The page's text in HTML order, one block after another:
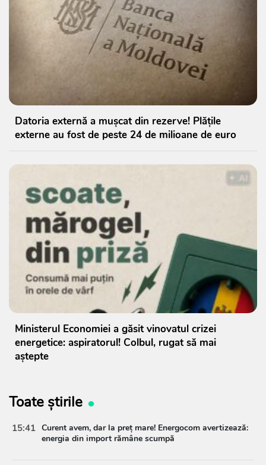
Datoria externă a mușcat din rezerve! Plățile
externe au fost de peste 24 de milioane de euro
Ministerul Economiei a găsit vinovatul crizei
energetice: aspiratorul! Colbul, rugat să mai
aștepte
Toate știrile
15:41 Curent avem, dar la preț mare! Energocom avertizează:
energia din import rămâne scumpă